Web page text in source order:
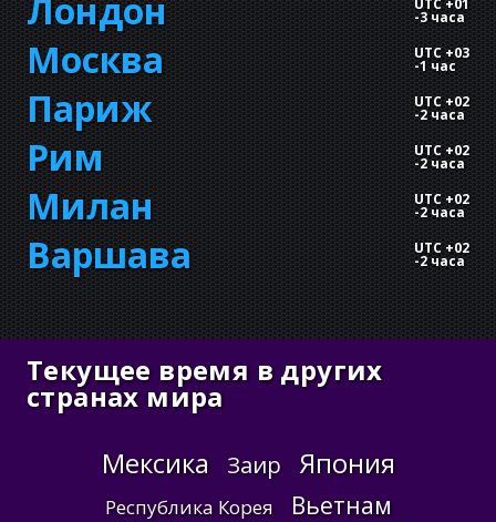
Лондон UTC +01
-3 часа
Москва UTC +03
-1 час
Париж UTC +02
-2 часа
Рим UTC +02
-2 часа
Милан UTC +02
-2 часа
Варшава UTC +02
-2 часа
Текущее время в других
странах мира
Мексика
Заир Япония
Республика Корея Вьетнам